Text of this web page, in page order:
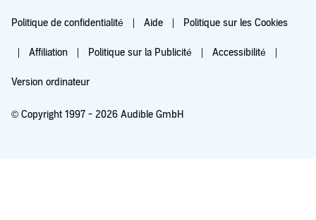
Politique de confidentialité Aide Politique sur les Cookies
Affiliation Politique sur la Publicité Accessibilité
Version ordinateur
© Copyright 1997 - 2026 Audible GmbH